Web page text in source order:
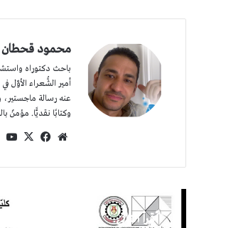
محمود قحطان
باحث دكتوراه
عنه رسالة
وكتابًا نقديًّا. مؤمنٌ
موقع فيسبوك
‫X
أقرأ التالي